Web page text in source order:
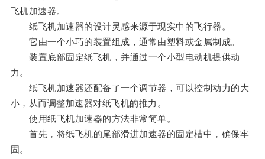
飞机加速器。
纸飞机加速器的设计灵感来源于现实中的飞行器。
它由一个小巧的装置组成，通常由塑料或金属制成。
装置底部固定纸飞机，并通过一个小型电动机提供动
力。
纸飞机加速器还配备了一个调节器，可以控制动力的大
小，从而调整加速器对纸飞机的推力。
使用纸飞机加速器的方法非常简单。
首先，将纸飞机的尾部滑进加速器的固定槽中，确保牢
固。